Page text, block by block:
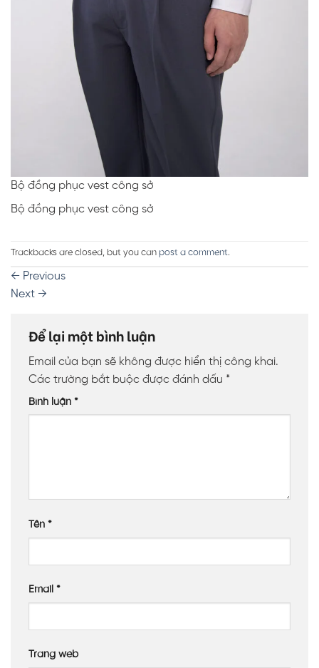
Bộ đồng phục vest công sở
Bộ đồng phục vest công sở
Trackbacks are closed, but you can post a comment.
← Previous
Next →
Để lại một bình luận
Email của bạn sẽ không được hiển thị công khai.
Các trường bắt buộc được đánh dấu *
Bình luận *
Tên *
Email *
Trang web